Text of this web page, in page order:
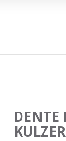
DENTE
KULZER